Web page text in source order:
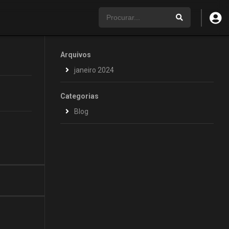
Arquivos
janeiro 2024
Categorias
Blog